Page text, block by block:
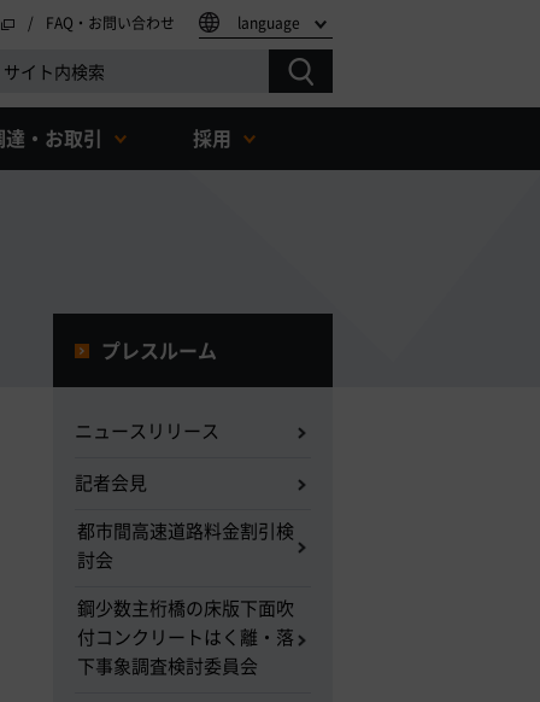
FAQ・お問い合わせ language
達・お取引 採用
プレスルーム
ニュースリリース
記者会見
都市間高速道路料金割引検
討会
鋼少数主桁橋の床版下面吹
付コンクリートはく離・落
下事象調査検討委員会